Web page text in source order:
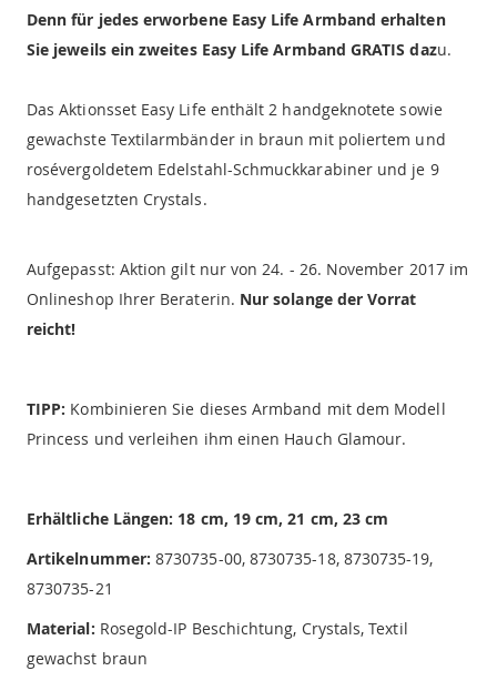
Denn für jedes erworbene Easy Life Armband erhalten
Sie jeweils ein zweites Easy Life Armband GRATIS dazu.
Das Aktionsset Easy Life enthält 2 handgeknotete sowie
gewachste Textilarmbänder in braun mit poliertem und
rosévergoldetem Edelstahl-Schmuckkarabiner und je 9
handgesetzten Crystals.
Aufgepasst: Aktion gilt nur von 24. - 26. November 2017 im
Onlineshop Ihrer Beraterin. Nur solange der Vorrat
reicht!
TIPP: Kombinieren Sie dieses Armband mit dem Modell
Princess und verleihen ihm einen Hauch Glamour.
Erhältliche Längen: 18 cm, 19 cm, 21 cm, 23 cm
Artikelnummer:8730735-00, 8730735-18, 8730735-19,
8730735-21
Material: Rosegold-IP Beschichtung, Crystals, Textil
gewachst braun